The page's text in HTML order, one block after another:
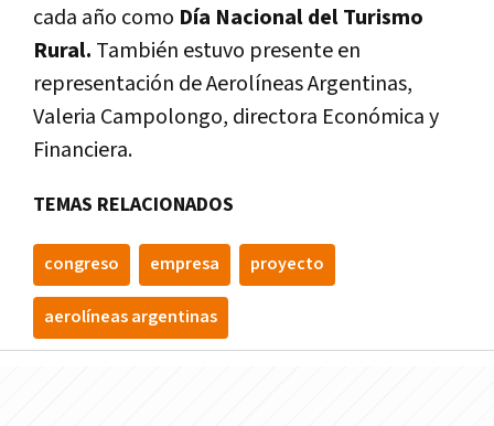
cada año como Día Nacional del Turismo
Rural. También estuvo presente en
representación de Aerolíneas Argentinas,
Valeria Campolongo, directora Económica y
Financiera.
TEMAS RELACIONADOS
congreso empresa proyecto
aerolíneas argentinas